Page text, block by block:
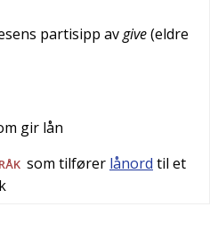
partisipp avgive(eldre
gir lån
som tilfører lånord til et